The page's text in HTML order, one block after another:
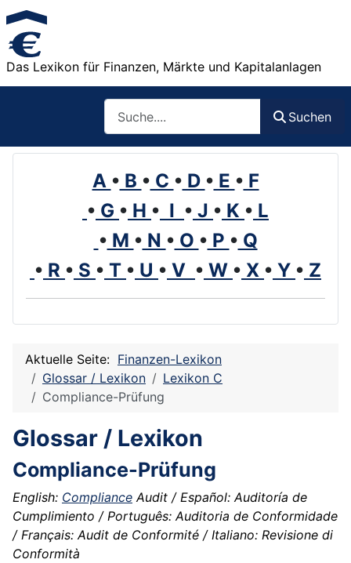
Das Lexikon für Finanzen, Märkte und Kapitalanlagen
Suchen
A • B • C • D • E • F
• G • H • I • J • K • L
• M • N • O • P • Q
• R • S • T • U • V • W • X • Y • Z
Aktuelle Seite: Finanzen-Lexikon
Glossar / Lexikon
Lexikon C
Compliance-Prüfung
Glossar / Lexikon
Compliance-Prüfung
English: Compliance Audit / Español: Auditoría de
Cumplimiento / Português: Auditoria de Conformidade
/ Français: Audit de Conformité / Italiano: Revisione di
Conformità